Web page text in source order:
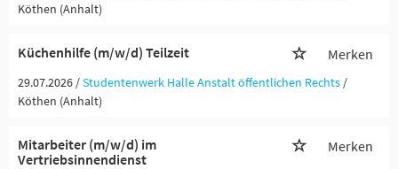
Köthen (Anhalt)
Küchenhilfe (m/w/d) Teilzeit Merken
29.07.2026 /Studentenwerk Halle Anstalt öffentlichen Rechts /
Köthen (Anhalt)
Mitarbeiter (m/w/d) im
Vertriebsinnendienst
Merken